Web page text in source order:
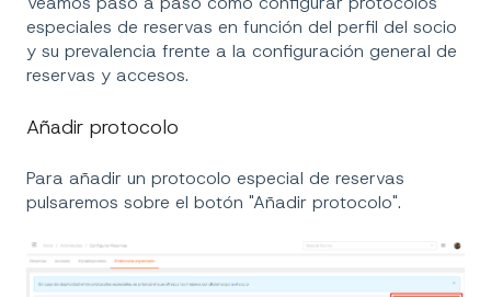
especiales de reservas en función del perfil del socio
y su prevalencia frente a la configuración general de
reservas y accesos.
Añadir protocolo
Para añadir un protocolo especial de reservas
pulsaremos sobre el botón "Añadir protocolo".